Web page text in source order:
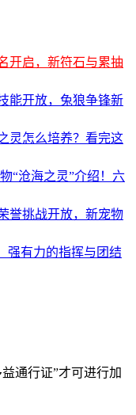
开启，新符石与累抽
能开放，兔狼争锋新
灵怎么培养？看完这
“沧海之灵”介绍！六
誉挑战开放，新宠物
强有力的指挥与团结
通行证”才可进行加